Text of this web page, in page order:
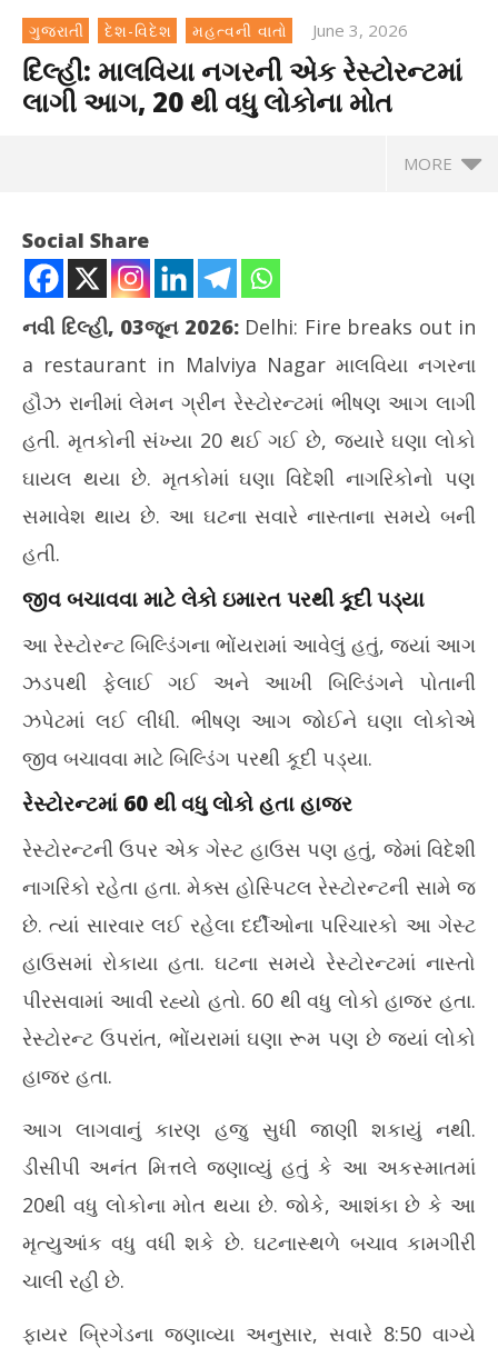
ગુજરાતી દેશ-વિદેશ મહત્વની વાતો June 3, 2026
દિલ્હી: માલવિયા નગરની એક રેસ્ટોરન્ટમાં
લાગી આગ, 20 થી વધુ લોકોના મોત
MORE
NOW VIEWING
દિલ્હી: માલવિયા નગરની એક રેસ્ટોરન્ટમાં લાગી આગ, 20 થી વધુ
લોકોના મોત
June
2026
Social Share
નવી દિલ્હી, 03જૂન 2026: Delhi: Fire breaks out in
a restaurant in Malviya Nagar માલવિયા નગરના
હૌઝ રાનીમાં લેમન ગ્રીન રેસ્ટોરન્ટમાં ભીષણ આગ લાગી
હતી. મૃતકોની સંખ્યા 20 થઈ ગઈ છે, જ્યારે ઘણા લોકો
ઘાયલ થયા છે. મૃતકોમાં ઘણા વિદેશી નાગરિકોનો પણ
સમાવેશ થાય છે. આ ઘટના સવારે નાસ્તાના સમયે બની
હતી.
જીવ બચાવવા માટે લેકો ઇમારત પરથી કૂદી પડ્યા
આ રેસ્ટોરન્ટ બિલ્ડિંગના ભોંયરામાં આવેલું હતું, જ્યાં આગ
ઝડપથી ફેલાઈ ગઈ અને આખી બિલ્ડિંગને પોતાની
ઝપેટમાં લઈ લીધી. ભીષણ આગ જોઈને ઘણા લોકોએ
જીવ બચાવવા માટે બિલ્ડિંગ પરથી કૂદી પડ્યા.
રેસ્ટોરન્ટમાં 60 થી વધુ લોકો હતા હાજર
રેસ્ટોરન્ટની ઉપર એક ગેસ્ટ હાઉસ પણ હતું, જેમાં વિદેશી
નાગરિકો રહેતા હતા. મેક્સ હોસ્પિટલ રેસ્ટોરન્ટની સામે જ
છે. ત્યાં સારવાર લઈ રહેલા દર્દીઓના પરિચારકો આ ગેસ્ટ
હાઉસમાં રોકાયા હતા. ઘટના સમયે રેસ્ટોરન્ટમાં નાસ્તો
પીરસવામાં આવી રહ્યો હતો. 60 થી વધુ લોકો હાજર હતા.
રેસ્ટોરન્ટ ઉપરાંત, ભોંયરામાં ઘણા રૂમ પણ છે જ્યાં લોકો
હાજર હતા.
આગ લાગવાનું કારણ હજુ સુધી જાણી શકાયું નથી.
ડીસીપી અનંત મિત્તલે જણાવ્યું હતું કે આ અકસ્માતમાં
20થી વધુ લોકોના મોત થયા છે. જોકે, આશંકા છે કે આ
મૃત્યુઆંક વધુ વધી શકે છે. ઘટનાસ્થળે બચાવ કામગીરી
ચાલી રહી છે.
ફાયર બ્રિગેડના જણાવ્યા અનુસાર, સવારે 8:50 વાગ્યે